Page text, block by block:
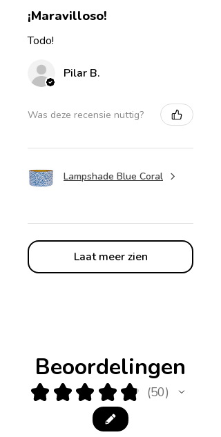
¡Maravilloso!
Todo!
Pilar B.
Was deze recensie nuttig?
Lampshade Blue Coral
Laat meer zien
Beoordelingen
★ ★ ★ ★ ★ 50
50